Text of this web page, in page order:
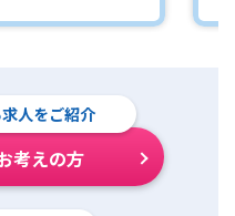
人をご紹介
考えの方